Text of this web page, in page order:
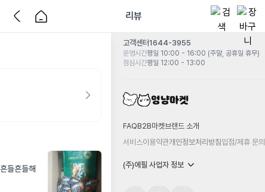
리뷰
들흔들해
고객센터1644-3955
운영시간평일 10:00 - 16:00 (주말, 공휴일 휴무)
점심시간평일 12:00 - 13:00
FAQB2B마켓 브랜드 소개
서비스이용약관개인정보처리방침입점/제휴 문의
(주)에필 사업자 정보